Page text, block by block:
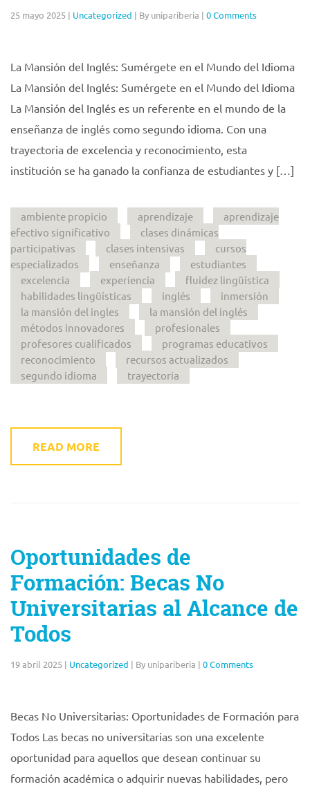
25 mayo 2025 | Uncategorized | By unipariberia | 0 Comments
La Mansión del Inglés: Sumérgete en el Mundo del Idioma
La Mansión del Inglés: Sumérgete en el Mundo del Idioma
La Mansión del Inglés es un referente en el mundo de la
enseñanza de inglés como segundo idioma. Con una
trayectoria de excelencia y reconocimiento, esta
institución se ha ganado la confianza de estudiantes y […]
ambiente propicio aprendizaje
aprendizaje
efectivo significativo
clases dinámicas
participativas
clases intensivas
cursos
especializados
enseñanza
estudiantes
excelencia
experiencia
fluidez lingüística
habilidades lingüísticas
inglés
inmersión
la mansión del ingles
la mansión del inglés
métodos innovadores
profesionales
profesores cualificados
programas educativos
reconocimiento
recursos actualizados
segundo idioma
trayectoria
READ MORE
Oportunidades de
Formación: Becas No
Universitarias al Alcance de
Todos
19 abril 2025 | Uncategorized | By unipariberia | 0 Comments
Becas No Universitarias: Oportunidades de Formación para
Todos Las becas no universitarias son una excelente
oportunidad para aquellos que desean continuar su
formación académica o adquirir nuevas habilidades, pero